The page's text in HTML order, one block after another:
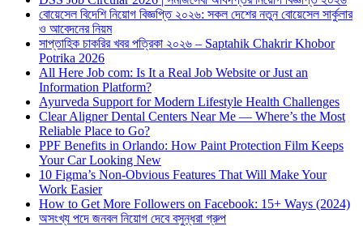
বোয়েসেল বিদেশি নিয়োগ বিজ্ঞপ্তি ২০২৬: সকল দেশের নতুন বোয়েসেল সার্কুলার
ও আবেদনের নিয়ম
সাপ্তাহিক চাকরির খবর পত্রিকা ২০২৬ – Saptahik Chakrir Khobor
Potrika 2026
All Here Job com: Is It a Real Job Website or Just an
Information Platform?
Ayurveda Support for Modern Lifestyle Health Challenges
Clear Aligner Dental Centers Near Me — Where’s the Most
Reliable Place to Go?
PPF Benefits in Orlando: How Paint Protection Film Keeps
Your Car Looking New
10 Figma’s Non-Obvious Features That Will Make Your
Work Easier
How to Get More Followers on Facebook: 15+ Ways (2024)
অসংখ্য পদে জনবল নিয়োগ দেবে বসুন্ধরা গ্রুপ